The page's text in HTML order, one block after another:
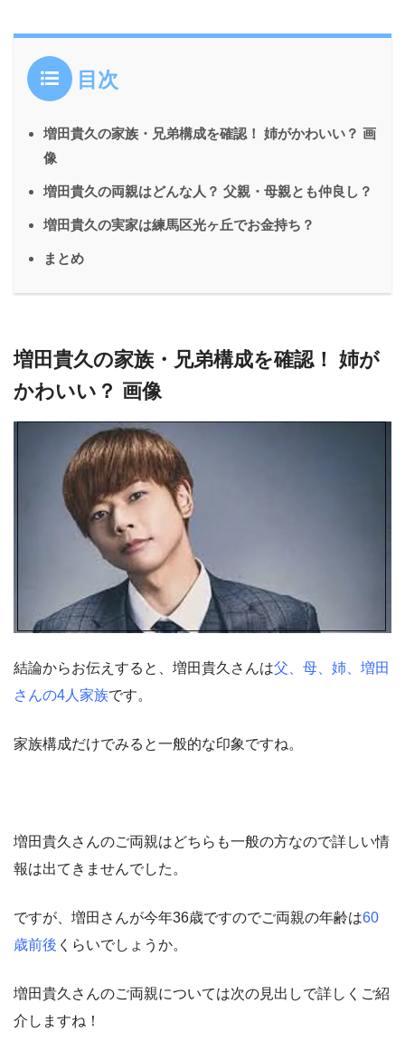
目次
増田貴久の家族・兄弟構成を確認！ 姉がかわいい？ 画
像
増田貴久の両親はどんな人？ 父親・母親とも仲良し？
増田貴久の実家は練馬区光ヶ丘でお金持ち？
まとめ
増田貴久の家族・兄弟構成を確認！ 姉が
かわいい？ 画像
結論からお伝えすると、増田貴久さんは父、母、姉、増田
さんの4人家族です。
家族構成だけでみると一般的な印象ですね。
増田貴久さんのご両親はどちらも一般の方なので詳しい情
報は出てきませんでした。
ですが、増田さんが今年36歳ですのでご両親の年齢は60
歳前後 くらいでしょうか。
増田貴久さんのご両親については次の見出しで詳しくご紹
介しますね！